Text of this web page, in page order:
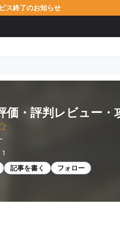
ス終了のお知らせ
価・評判レビュー・
記事を書く フォロー